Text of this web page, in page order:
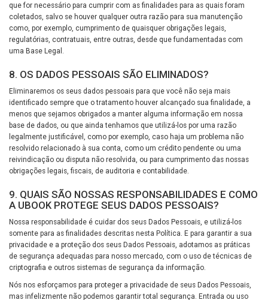
que for necessário para cumprir com as finalidades para as quais foram
coletados, salvo se houver qualquer outra razão para sua manutenção
como, por exemplo, cumprimento de quaisquer obrigações legais,
regulatórias, contratuais, entre outras, desde que fundamentadas com
uma Base Legal.
8. OS DADOS PESSOAIS SÃO ELIMINADOS?
Eliminaremos os seus dados pessoais para que você não seja mais
identificado sempre que o tratamento houver alcançado sua finalidade, a
menos que sejamos obrigados a manter alguma informação em nossa
base de dados, ou que ainda tenhamos que utilizá-los por uma razão
legalmente justificável, como por exemplo, caso haja um problema não
resolvido relacionado à sua conta, como um crédito pendente ou uma
reivindicação ou disputa não resolvida, ou para cumprimento das nossas
obrigações legais, fiscais, de auditoria e contabilidade.
9. QUAIS SÃO NOSSAS RESPONSABILIDADES E COMO
A UBOOK PROTEGE SEUS DADOS PESSOAIS?
Nossa responsabilidade é cuidar dos seus Dados Pessoais, e utilizá-los
somente para as finalidades descritas nesta Política. E para garantir a sua
privacidade e a proteção dos seus Dados Pessoais, adotamos as práticas
de segurança adequadas para nosso mercado, com o uso de técnicas de
criptografia e outros sistemas de segurança da informação.
Nós nos esforçamos para proteger a privacidade de seus Dados Pessoais,
mas infelizmente não podemos garantir total segurança. Entrada ou uso